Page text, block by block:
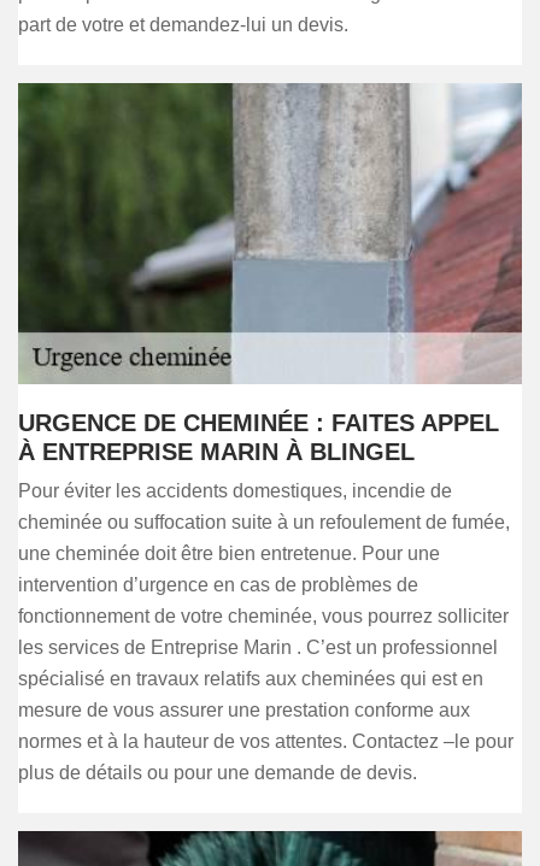
part de votre et demandez-lui un devis.
URGENCE DE CHEMINÉE : FAITES APPEL
À ENTREPRISE MARIN À BLINGEL
Pour éviter les accidents domestiques, incendie de
cheminée ou suffocation suite à un refoulement de fumée,
une cheminée doit être bien entretenue. Pour une
intervention d’urgence en cas de problèmes de
fonctionnement de votre cheminée, vous pourrez solliciter
les services de Entreprise Marin . C’est un professionnel
spécialisé en travaux relatifs aux cheminées qui est en
mesure de vous assurer une prestation conforme aux
normes et à la hauteur de vos attentes. Contactez –le pour
plus de détails ou pour une demande de devis.